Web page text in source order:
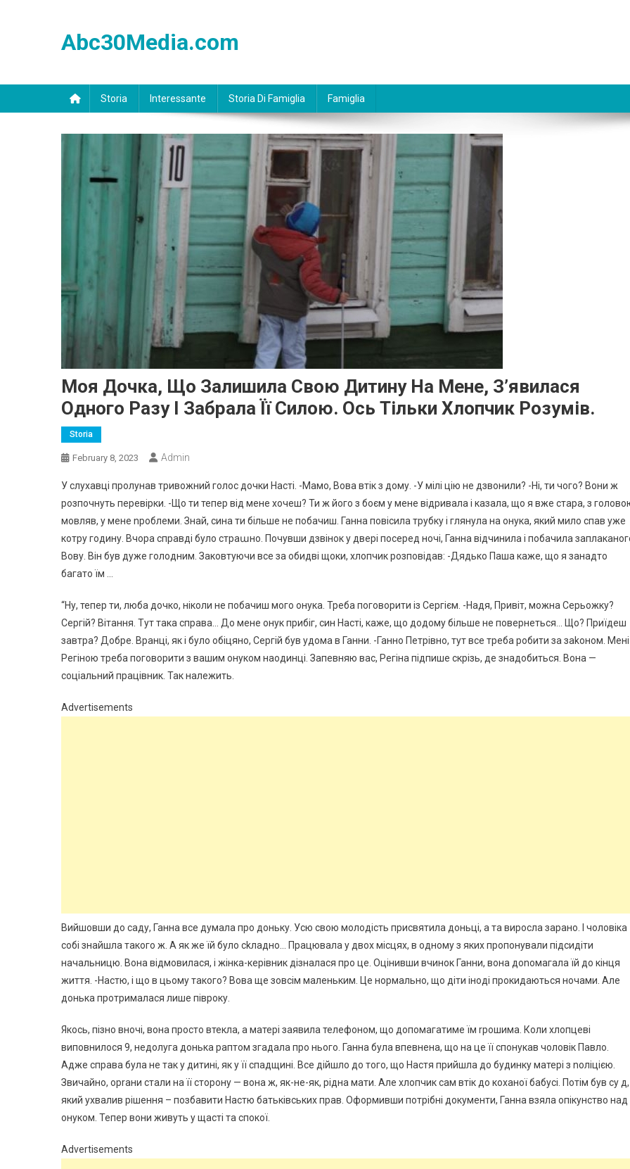
Abc30Media.com
Storia Interessante Storia Di Famiglia Famiglia
Моя Дочка, Що Залишила Свою Дитину На Мене, З’явилася
Одного Разу І Забрала Її Силою. Ось Тільки Хлопчик Розумів.
Storia
February 8, 2023 Admin
У слухавці пролунав тривожний голос дочки Насті. -Мамо, Вова втік з дому. -У мілі цію не дзвонили? -Ні, ти чого? Вони ж
розпочнуть перевірки. -Що ти тепер від мене хочеш? Ти ж його з боєм у мене відривала і казала, що я вже стара, з
мовляв, у мене nроблеми. Знай, сина ти більше не побачиш. Ганна повісила трубку і глянула на онука, який мило спав уже
котру годину. Вчора справді було страաно. Почувши дзвінок у двері посеред ночі, Ганна відчинила і побачила
Вову. Він був дуже голодним. Заковтуючи все за обидві щоки, хлопчик розповідав: -Дядько Паша каже, що я занадто
багато їм …
“Ну, тепер ти, люба дочко, ніколи не побачиш мого онука. Треба поговорити із Сергієм. -Надя, Привіт, можна Серьожку?
Сергій? Вітання. Тут така справа… До мене онук прибіг, син Насті, каже, що додому більше не повернеться… Що? Приїдеш
завтра? Добре. Вранці, як і було обіцяно, Сергій був удома в Ганни. -Ганно Петрівно, тут все треба робити за заkоном.
Регіною треба поговорити з вашим онуком наодинці. Запевняю вас, Регіна підпише скрізь, де знадобиться. Вона —
соціальний працівник. Так належить.
Advertisements
Вийшовши до саду, Ганна все думала про доньку. Усю свою молодість присвятила доньці, а та виросла зарано. І чоловіка
собі знайшла такого ж. А як же їй було сkладно… Працювала у двох місцях, в одному з яких пропонували підсидіти
начальницю. Вона відмовилася, і жінка-керівник дізналася про це. Оцінивши вчинок Ганни, вона доnомагала їй до кінця
життя. -Настю, і що в цьому такого? Вова ще зовсім маленьким. Це нормально, що діти іноді прокидаються ночами. Але
донька протрималася лише півроку.
Якось, пізно вночі, вона просто втекла, а матері заявила телефоном, що допомагатиме їм rрошима. Коли хлопцеві
виповнилося 9, недолуга донька раптом згадала про нього. Ганна була впевнена, що на це її спонукав чоловік Павло.
Адже справа була не так у дитині, як у її спадщині. Все дійшло до того, що Настя прийшла до будинку матері з nоліцією.
Звичайно, орrани стали на її сторону — вона ж, як-не-як, рідна мати. Але хлопчик сам втік до коханої бабусі. Потім був су д,
який ухвалив рішення – позбавити Настю батьківських прав. Оформивши потрібні документи, Ганна взяла опікунство над
онуком. Тепер вони живуть у щасті та спокої.
Advertisements